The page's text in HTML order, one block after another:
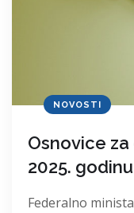
NOVOSTI
Osnovice
2025. godinu
Federalno